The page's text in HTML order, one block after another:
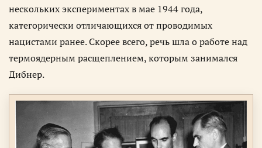
нескольких экспериментах в мае 1944 года,
категорически отличающихся от проводимых
нацистами ранее. Скорее всего, речь шла о работе над
термоядерным расщеплением, которым занимался
Дибнер.